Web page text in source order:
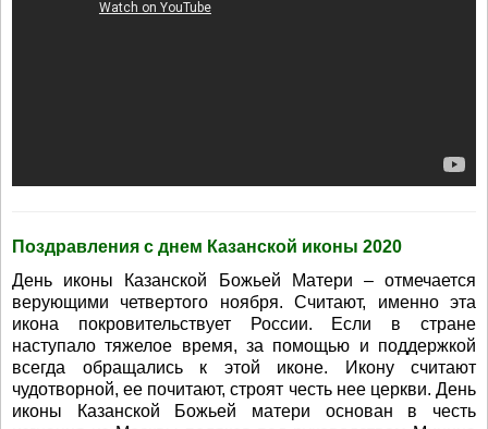
Поздравления с днем Казанской иконы 2020
День иконы Казанской Божьей Матери – отмечается
верующими четвертого ноября. Считают, именно эта
икона покровительствует России. Если в стране
наступало тяжелое время, за помощью и поддержкой
всегда обращались к этой иконе. Икону считают
чудотворной, ее почитают, строят честь нее церкви. День
иконы Казанской Божьей матери основан в честь